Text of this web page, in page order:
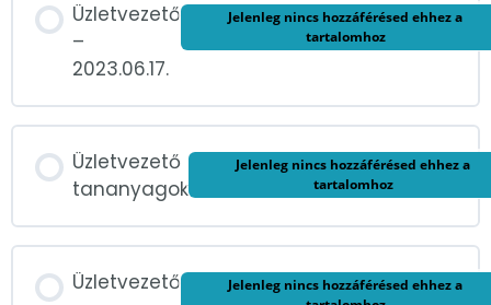
Üzletvezető
–
2023.06.17.
Jelenleg nincs hozzáférésed ehhez a
tartalomhoz
Üzletvezető
tananyagok
Jelenleg nincs hozzáférésed ehhez a
tartalomhoz
Üzletvezető
Jelenleg nincs hozzáférésed ehhez a